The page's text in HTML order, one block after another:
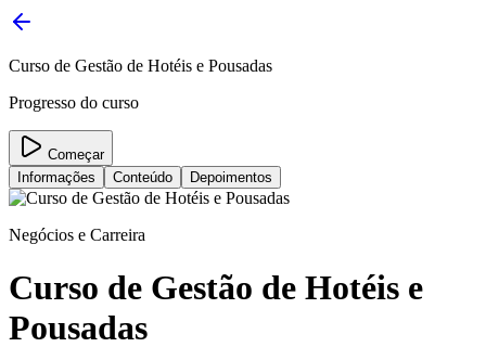
Curso de Gestão de Hotéis e Pousadas
Progresso do curso
Começar
Informações
Conteúdo Depoimentos
Negócios e Carreira
Curso de Gestão de Hotéis e
Pousadas